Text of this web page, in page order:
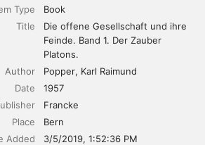
Type
Book
Title
Die offene Gesellschaft und ihre
Feinde. Band 1. Der Zauber
Platons.
Author
Popper Karl Raimund
Date
1957
Francke
Place
Bern
Added
3/5/2019, 1:52:36 PM